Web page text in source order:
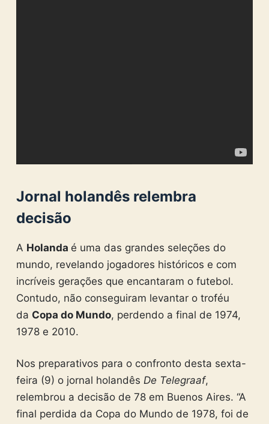
Jornal holandês relembra
decisão
A Holanda é uma das grandes seleções do
mundo, revelando jogadores históricos e com
incríveis gerações que encantaram o futebol.
Contudo, não conseguiram levantar o troféu
da Copa do Mundo, perdendo a final de 1974,
1978 e 2010.
Nos preparativos para o confronto desta sexta-
feira (9) o jornal holandês De Telegraaf,
relembrou a decisão de 78 em Buenos Aires. “A
final perdida da Copa do Mundo de 1978, foi de